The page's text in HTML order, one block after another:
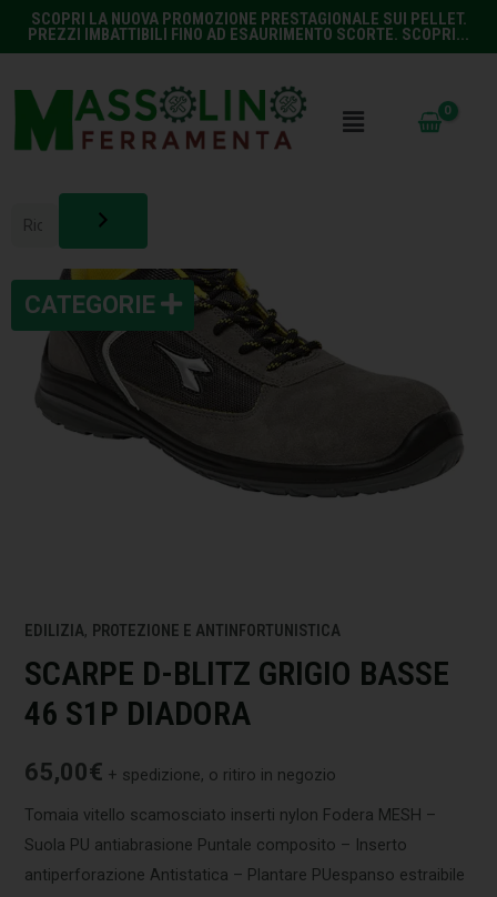
SCOPRI LA NUOVA PROMOZIONE PRESTAGIONALE SUI PELLET.
PREZZI IMBATTIBILI FINO AD ESAURIMENTO SCORTE. SCOPRI...
EDILIZIA, PROTEZIONE E ANTINFORTUNISTICA
SCARPE D-BLITZ GRIGIO BASSE
46 S1P DIADORA
65,00€ + spedizione, o ritiro in negozio
Tomaia vitello scamosciato inserti nylon Fodera MESH –
Suola PU antiabrasione Puntale composito – Inserto
antiperforazione Antistatica – Plantare PUespanso estraibile